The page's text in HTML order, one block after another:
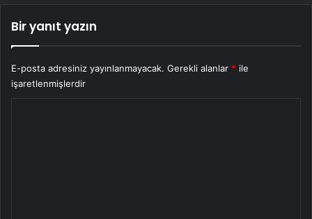
Bir yanıt yazın
E-posta adresiniz yayınlanmayacak. Gerekli alanlar * ile
işaretlenmişlerdir